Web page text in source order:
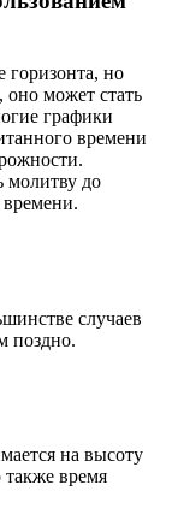
горизонта, но
может стать
графики
времени
молитву до
времени.
случаев
поздно.
на высоту
также время